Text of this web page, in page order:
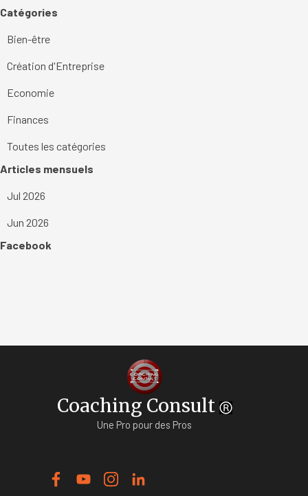
Sauter le bloc Catégories
Catégories
Bien-être
Création d'Entreprise
Economie
Finances
Toutes les catégories
Sauter le bloc Articles mensuels
Articles mensuels
Jul 2026
Jun 2026
Sauter le bloc Facebook
Facebook
Coaching Consult
Une Pro pour des Pros